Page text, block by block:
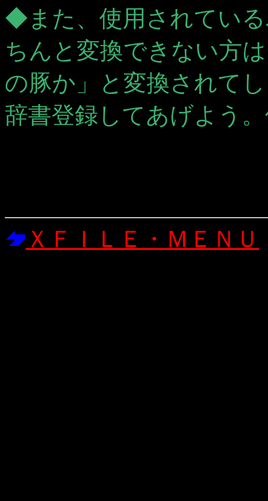
◆また、使用されてい
ちんと変換できない方
の豚か」と変換されて
辞書登録してあげよう
ＸＦＩＬＥ・ＭＥＮＵ